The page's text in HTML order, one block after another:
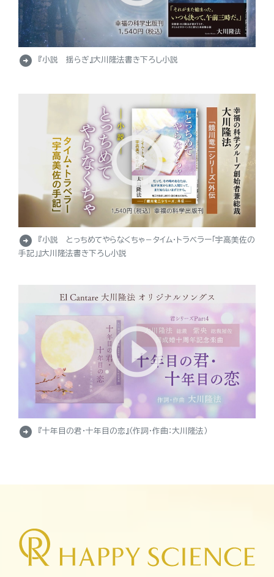
arrow_circle_right 『小説 揺らぎ』大川隆法書き下ろし小説
arrow_circle_right
『小説 とっちめてやらなくちゃ－タイム・トラベラー「宇高美佐の
手記」』大川隆法書き下ろし小説
arrow_circle_right 『十年目の君・十年目の恋』（作詞・作曲：大川隆法）